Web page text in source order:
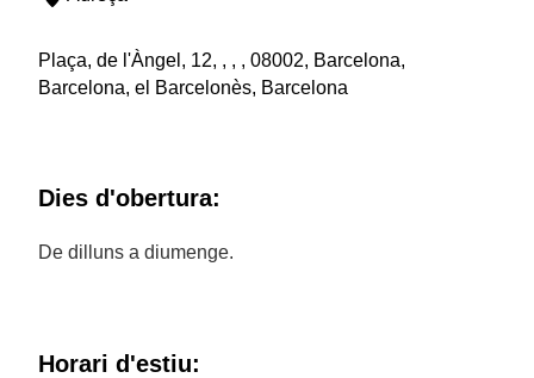
Plaça, de l'Àngel, 12, , , , 08002, Barcelona,
Barcelona, el Barcelonès, Barcelona
Dies d'obertura:
De dilluns a diumenge.
Horari d'estiu: